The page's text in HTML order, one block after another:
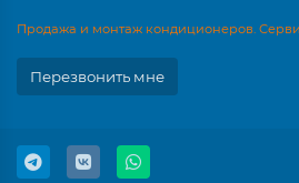
Продажа и монтаж кондиционеров.
Перезвонить мне